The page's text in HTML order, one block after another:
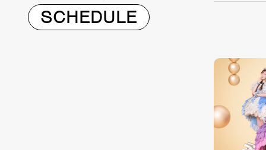
SCHEDULE